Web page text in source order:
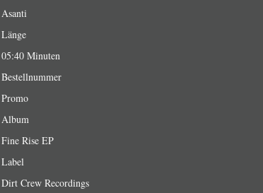
Asanti
Länge
05:40 Minuten
Bestellnummer
Promo
Album
Fine Rise EP
Label
Dirt Crew Recordings